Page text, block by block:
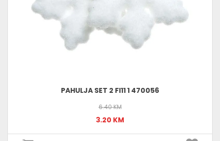
PAHULJA SET 2 FI11 1 470056
6.40 KM
3.20 KM